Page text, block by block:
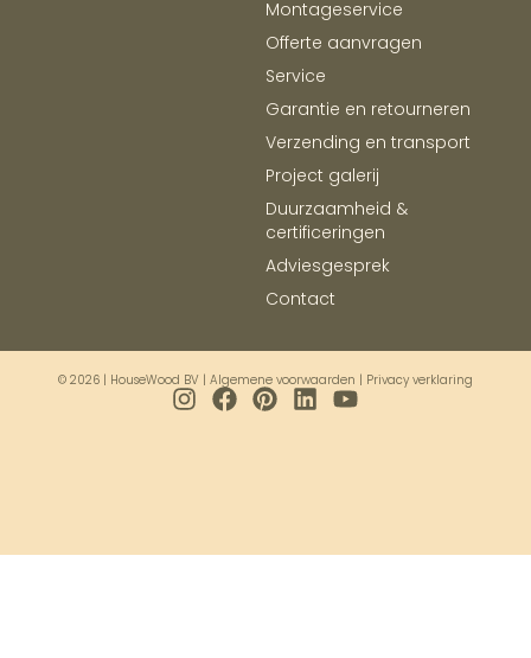
Montageservice
Offerte aanvragen
Service
Garantie en retourneren
Verzending en transport
Project galerij
Duurzaamheid &
certificeringen
Adviesgesprek
Contact
© 2026 | HouseWood BV | Algemene voorwaarden | Privacy verklaring